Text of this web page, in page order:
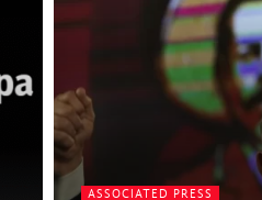
ASSOCIATED PRESS